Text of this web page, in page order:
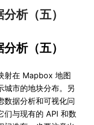
析（五）
析（五）
射在 Mapbox 地图
城市的地块分布。另
数据分析和可视化问
们与现有的 API 和数